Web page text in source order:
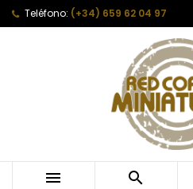
Teléfono: (+34) 659 62 04 97
 